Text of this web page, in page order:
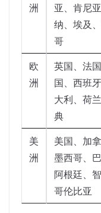
洲
亚、肯尼
纳、埃及
哥
欧
洲
英国、法
国、西班
大利、荷
典
美
洲
美国、加拿
墨西哥、巴
阿根廷、智
哥伦比亚